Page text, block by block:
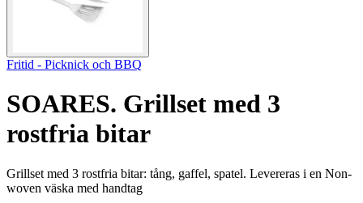
Fritid - Picknick och BBQ
SOARES. Grillset med 3
rostfria bitar
Grillset med 3 rostfria bitar: tång, gaffel, spatel. Levereras i en Non-
woven väska med handtag